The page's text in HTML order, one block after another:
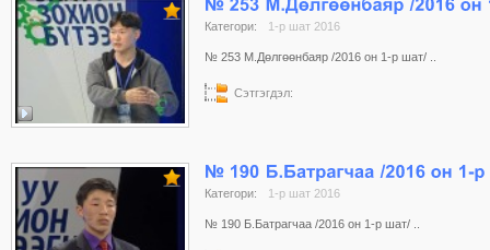
Категори: 1-р шат 2016
№ 253 М.Дөлгөөнбаяр /2016 он 1-р шат/ ..
Сэтгэгдэл:
Категори: 1-р шат 2016
№ 190 Б.Батрагчаа /2016 он 1-р шат/ ..